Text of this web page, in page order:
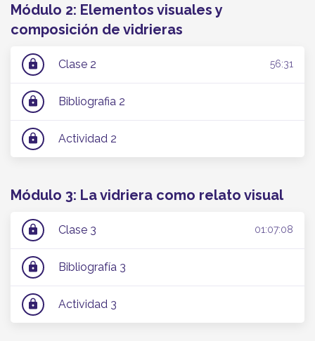
Módulo 2: Elementos visuales y
composición de vidrieras
lock Clase 2 56:31
lock Bibliografia 2
lock Actividad 2
Módulo 3: La vidriera como relato visual
lock Clase 3 01:07:08
lock Bibliografía 3
lock Actividad 3